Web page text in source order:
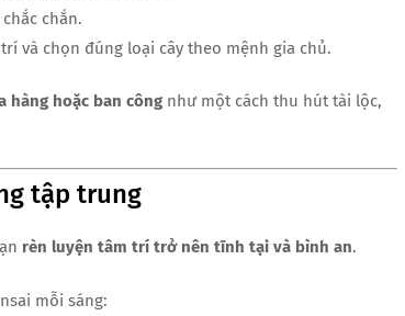
chắn.
và chọn đúng loại cây theo mệnh gia chủ.
hàng hoặc ban công như một cách thu hút tài lộc,
tập trung
rèn luyện tâm trí trở nên tĩnh tại và bình an.
mỗi sáng: